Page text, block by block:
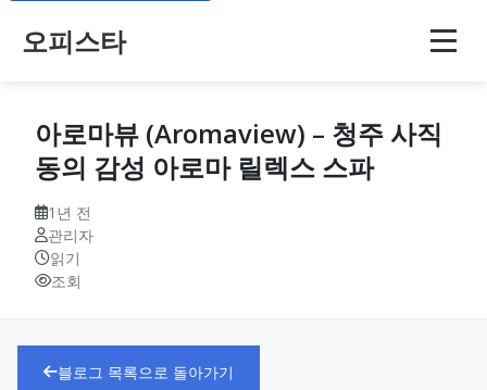
오피스타
아로마뷰 (Aromaview) – 청주 사직
동의 감성 아로마 릴렉스 스파
1년 전
관리자
읽기
조회
블로그 목록으로 돌아가기